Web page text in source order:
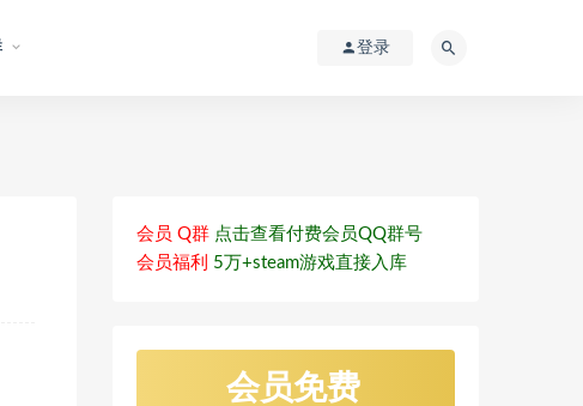
登录
会员 Q群 点击查看付费会员QQ群号
会员福利 5万+steam游戏直接入库
会员免费